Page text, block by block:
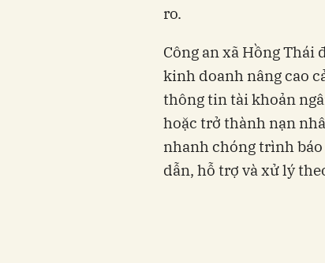
ro.
Công an xã Hồng Thái
kinh doanh nâng cao
thông tin tài khoản
hoặc trở thành nạn
nhanh chóng trình
dẫn, hỗ trợ và xử lý